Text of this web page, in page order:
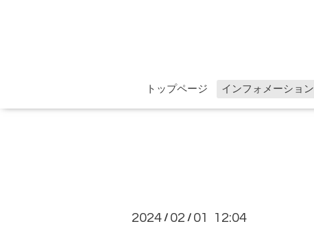
トップページ インフォメーション
2024 / 02 / 01 12:04